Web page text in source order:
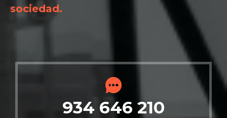
sociedad.
934 646 210